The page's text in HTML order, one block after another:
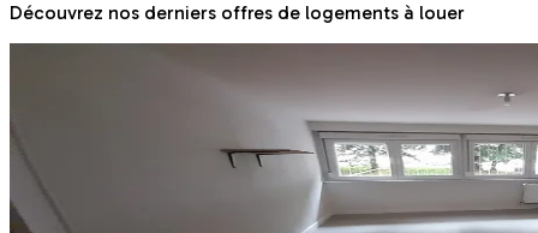
Découvrez nos derniers offres de logements à louer